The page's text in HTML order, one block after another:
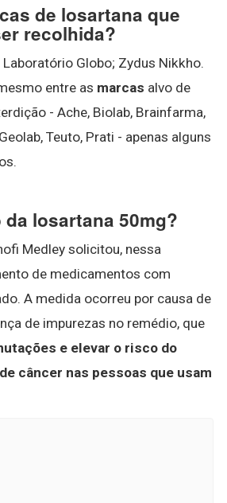
de losartana que
recolhida?
Globo; Zydus Nikkho.
entre as marcas alvo de
- Ache, Biolab, Brainfarma,
Teuto, Prati - apenas alguns
losartana 50mg?
Medley solicitou, nessa
de medicamentos com
A medida ocorreu por causa de
de impurezas no remédio, que
e elevar o risco do
câncer nas pessoas que usam